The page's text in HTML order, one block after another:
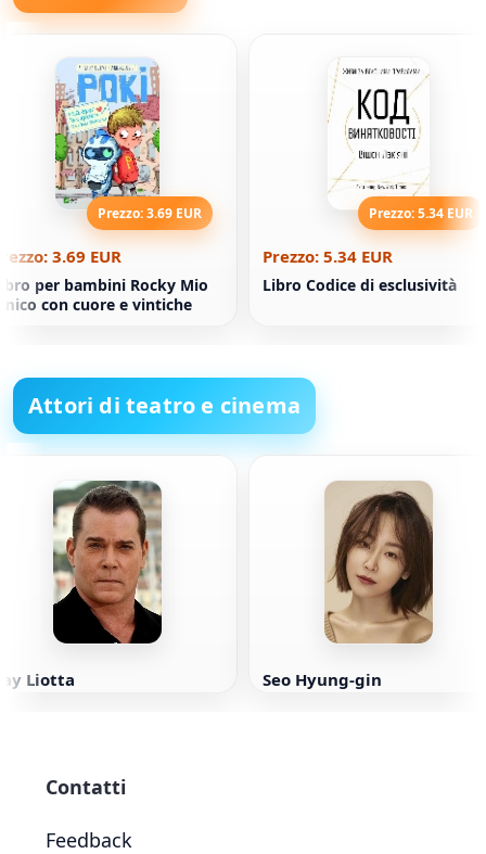
Prezzo: 3.69 EUR
3.69 EUR
per bambini Rocky Mio
con cuore e vintiche
Prezzo: 5.34 EUR
Prezzo: 5.34 EUR
Libro Codice di esclusività
Attori di teatro e cinema
Liotta Seo Hyung-gin
Contatti
Feedback